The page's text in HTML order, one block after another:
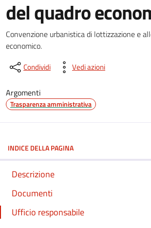
del quadro
Dettagli del documento
Convenzione urbanistica di lottizzazione e
economico.
Condividi Vedi azioni
Argomenti
Trasparenza amministrativa
INDICE DELLA PAGINA
Descrizione
Documenti
Ufficio responsabile